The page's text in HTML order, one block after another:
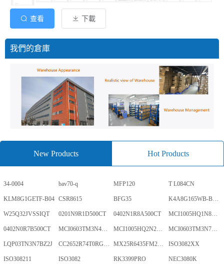
查看 下載
我們的倉庫
New Products Hot Products
34-0004 bav70-q MFP120 T L084CN
KLM8G1GETF-B04 CSR8615 BFG35 K4A8G165WB-BCWE
W25Q32JVSSIQT 0201N9R1D500CT 0402N1R8A500CT MCI1005HQ1N8SHBP
0402N0R7B500CT MCI0603TM3N4BHBP MCI1005HQ2N2BHBP MCI0603TM3N7BHBP
LQP03TN3N7BZ2J CC2652R74T0RGZR MX25R6435FM2IL0TR ISO3082XX
ISO308211 ISO3082 RK3399PRO NEC3080K